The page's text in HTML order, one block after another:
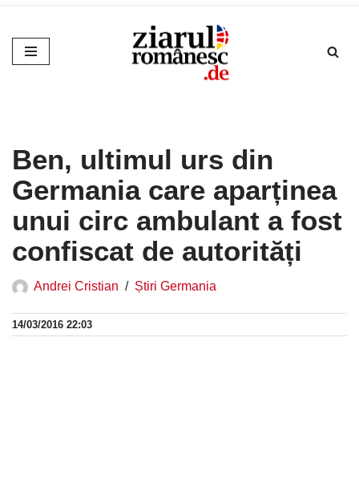
Sari
la
Ben, ultimul urs din
Germania care aparținea
unui circ ambulant a fost
confiscat de autorități
Andrei Cristian Știri Germania
14/03/2016 22:03